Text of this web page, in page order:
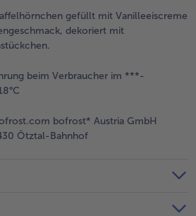
gefüllt mit Vanilleeiscreme
dekoriert mit
beim Verbraucher im ***-
bofrost* Austria GmbH
Ötztal-Bahnhof